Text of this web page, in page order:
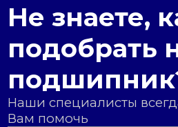
Не знаете,
подобрать
Наши специалисты
Вам помочь